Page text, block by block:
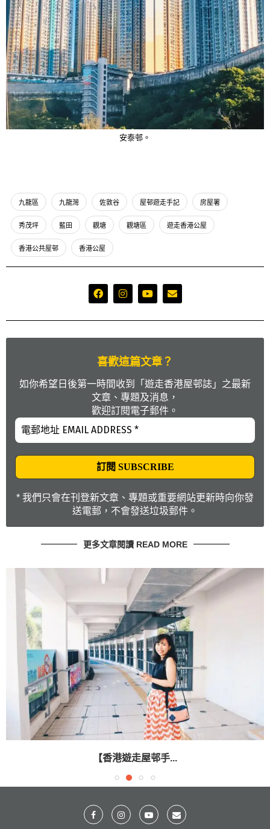
安泰邨。
九龍區 九龍灣 佐敦谷 屋邨遊走手記 房屋署
秀茂坪 藍田 觀塘 觀塘區 遊走香港公屋
香港公共屋邨 香港公屋
喜歡這篇文章？
如你希望日後第一時間收到「遊走香港屋邨誌」之最新
文章、專題及消息，
歡迎訂閱電子郵件。
* 我們只會在刊登新文章、專題或重要網站更新時向你發
送電郵，不會發送垃圾郵件。
更多文章閱讀 READ MORE
【香港遊走屋邨手...